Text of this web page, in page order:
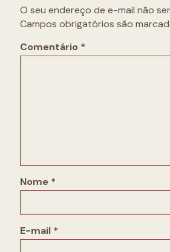
O seu endereço de e-mail não
Campos obrigatórios são
Comentário *
Nome *
E-mail *